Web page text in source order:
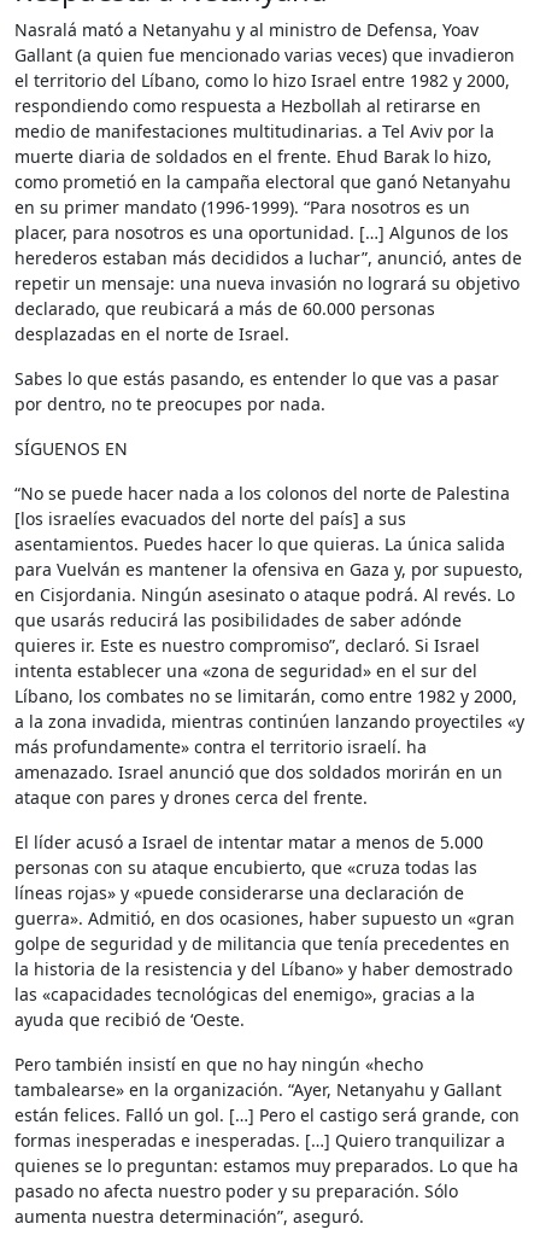
Nasralá mató a Netanyahu y al ministro de Defensa, Yoav
Gallant (a quien fue mencionado varias veces) que invadieron
el territorio del Líbano, como lo hizo Israel entre 1982 y 2000,
respondiendo como respuesta a Hezbollah al retirarse en
medio de manifestaciones multitudinarias. a Tel Aviv por la
muerte diaria de soldados en el frente. Ehud Barak lo hizo,
como prometió en la campaña electoral que ganó Netanyahu
en su primer mandato (1996-1999). “Para nosotros es un
placer, para nosotros es una oportunidad. […] Algunos de los
herederos estaban más decididos a luchar”, anunció, antes de
repetir un mensaje: una nueva invasión no logrará su objetivo
declarado, que reubicará a más de 60.000 personas
desplazadas en el norte de Israel.
Sabes lo que estás pasando, es entender lo que vas a pasar
por dentro, no te preocupes por nada.
SÍGUENOS EN
“No se puede hacer nada a los colonos del norte de Palestina
[los israelíes evacuados del norte del país] a sus
asentamientos. Puedes hacer lo que quieras. La única salida
para Vuelván es mantener la ofensiva en Gaza y, por supuesto,
en Cisjordania. Ningún asesinato o ataque podrá. Al revés. Lo
que usarás reducirá las posibilidades de saber adónde
quieres ir. Este es nuestro compromiso”, declaró. Si Israel
intenta establecer una «zona de seguridad» en el sur del
Líbano, los combates no se limitarán, como entre 1982 y 2000,
a la zona invadida, mientras continúen lanzando proyectiles «y
más profundamente» contra el territorio israelí. ha
amenazado. Israel anunció que dos soldados morirán en un
ataque con pares y drones cerca del frente.
El líder acusó a Israel de intentar matar a menos de 5.000
personas con su ataque encubierto, que «cruza todas las
líneas rojas» y «puede considerarse una declaración de
guerra». Admitió, en dos ocasiones, haber supuesto un «gran
golpe de seguridad y de militancia que tenía precedentes en
la historia de la resistencia y del Líbano» y haber demostrado
las «capacidades tecnológicas del enemigo», gracias a la
ayuda que recibió de ‘Oeste.
Pero también insistí en que no hay ningún «hecho
tambalearse» en la organización. “Ayer, Netanyahu y Gallant
están felices. Falló un gol. […] Pero el castigo será grande, con
formas inesperadas e inesperadas. […] Quiero tranquilizar a
quienes se lo preguntan: estamos muy preparados. Lo que ha
pasado no afecta nuestro poder y su preparación. Sólo
aumenta nuestra determinación”, aseguró.